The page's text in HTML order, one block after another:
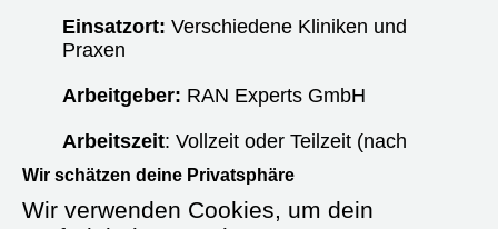
Einsatzort: Verschiedene Kliniken und
Praxen
Arbeitgeber: RAN Experts GmbH
Arbeitszeit: Vollzeit oder Teilzeit (nach
Absprache)
Starttermin:Ab sofort oder nach
Wir schätzen deine Privatsphäre
Wir verwenden Cookies, um dein